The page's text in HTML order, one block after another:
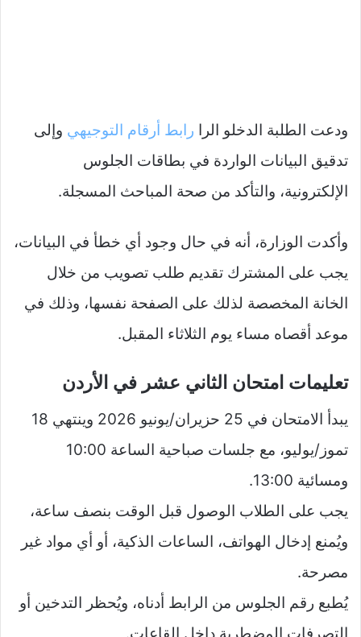
ودعت الطلبة الدخلو الرا رابط أرقام التوجيهي وإلى
تدقيق البيانات الواردة في بطاقات الجلوس
الإلكترونية، والتأكد من صحة المباحث المسجلة.
وأكدت الوزارة، أنه في حال وجود أي خطأ في البيانات،
يجب على المشترك تقديم طلب تصويب من خلال
الخانة المخصصة لذلك على الصفحة نفسها، وذلك في
موعد أقصاه مساء يوم الثلاثاء المقبل.
تعليمات امتحان الثاني عشر في الأردن
يبدأ الامتحان في 25 حزيران/يونيو 2026 وينتهي 18
تموز/يوليو، مع جلسات صباحية الساعة 10:00
ومسائية 13:00.
يجب على الطلاب الوصول قبل الوقت بنصف ساعة،
ويُمنع إدخال الهواتف، الساعات الذكية، أو أي مواد غير
مصرحة.
يُطبع رقم الجلوس من الرابط أدناه، ويُحظر التدخين أو